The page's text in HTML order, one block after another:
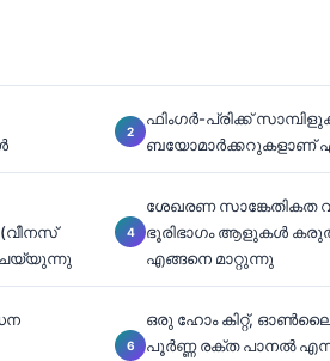
ഫിംഗർ-പ്രിക്ക്
ബയോമാർക്കറുകളാണ്
(വീനസ്
ശേഖരണ സാങ്കേതികത
ഭൂരിഭാഗം ആളുകൾ
എങ്ങനെ മാറ്റുന്നു
ഒരു ഹോം കിറ്റ്,
പൂർണ്ണ രക്ത പാനൽ